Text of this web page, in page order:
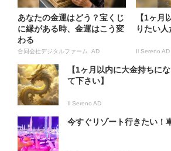
あなたの金運はどう？宝くじ
に縁がある時、金運はこう変
わる
合同会社デジタルファーム AD
【1ヶ月
りたい人
Il Sereno AD
【1ヶ月以内に大金持ちに
て下さい】
Il Sereno AD
今すぐリゾート行きたい！